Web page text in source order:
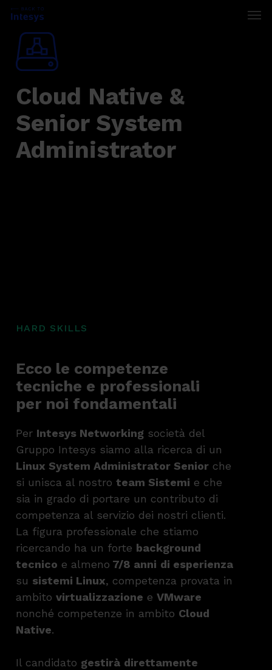
Skip
main
content
Cloud Native &
Senior System
Administrator
HARD SKILLS
Ecco le competenze
tecniche e professionali
per noi fondamentali
Per Intesys Networkingsocietà del
Gruppo Intesys siamo alla ricerca di un
Linux System Administrator Seniorche
si unisca al nostro team Sistemi e che
sia in grado di portare un contributo di
competenza al servizio dei nostri clienti.
La figura professionale che stiamo
ricercando ha un forte background
tecnico e almeno 7/8 anni di esperienza
su sistemi Linux, competenza provata in
ambito virtualizzazione e VMware
nonché competenze in ambito Cloud
Native.
Il candidato gestirà direttamente